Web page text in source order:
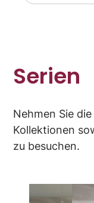
Serien
Nehmen Sie
Kollektionen
zu besuchen.